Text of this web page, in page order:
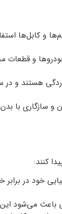
و
و
هستند
و سازگاری
کنند:
خود در
می‌شود این